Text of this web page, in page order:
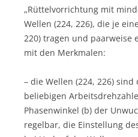
„Rüttelvorrichtung mit
Wellen (224, 226), die je
220) tragen und paarweise
mit den Merkmalen:
– die Wellen (224, 226)
beliebigen
Phasenwinkel (b) der
regelbar, die Einstellung